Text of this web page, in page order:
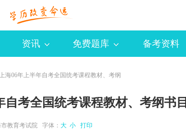
资讯 免费题库 备考资料
海06年上半年自考全国统考课程教材、考纲
自考全国统考课程教材、考纲书目
市教育考试院 字体： 大 小 打印